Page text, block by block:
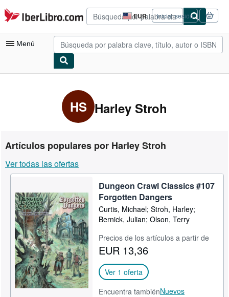
Pasar al contenido principal
IberLibro.com EUR
Preferencias
de
compra
del
Iniciar sesión
Menú
Consultar mis pedidos
Búsqueda avanzada
Libros antiguos
Arte y coleccionismo
Comenzar a vender
Ayuda
CERRAR
HS Harley Stroh
Artículos populares por Harley Stroh
Ver todas las ofertas
Dungeon Crawl Classics #107
Forgotten Dangers
Curtis, Michael; Stroh, Harley;
Bernick, Julian; Olson, Terry
Precios de los artículos a partir de
EUR 13,36
Ver 1 oferta
Encuentra tambiénNuevos